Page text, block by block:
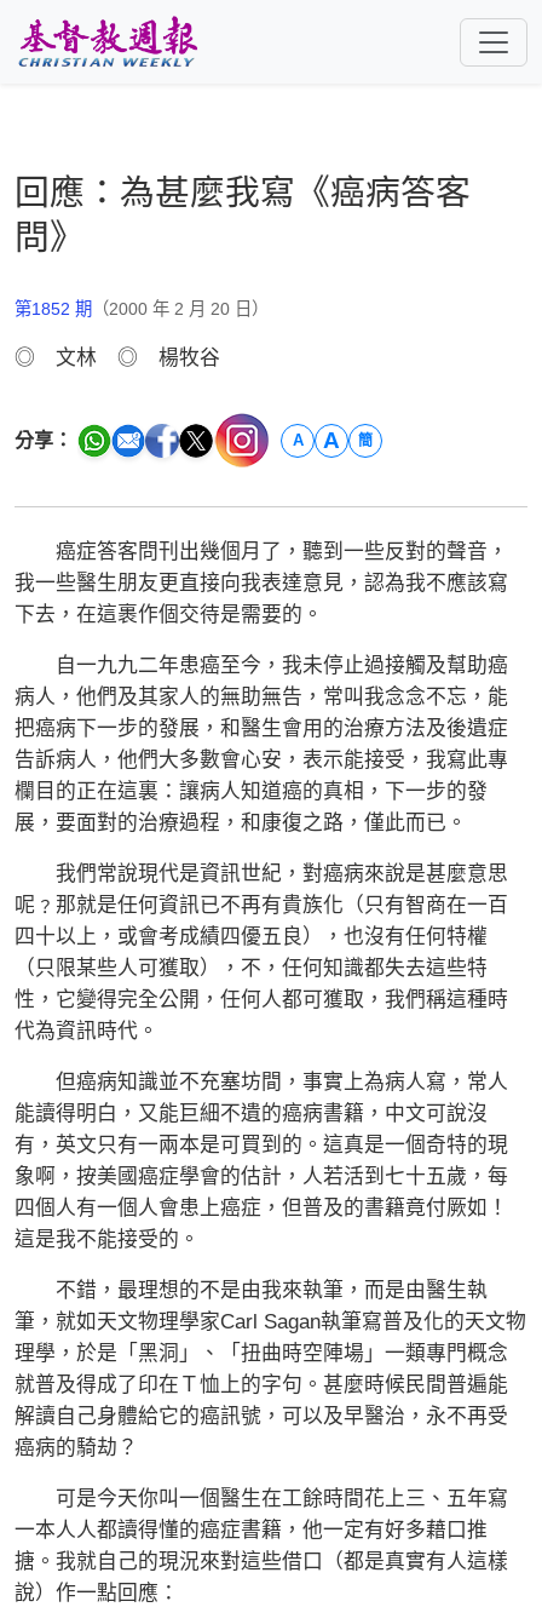
回應：為甚麼我寫《癌病答客
問》
第1852 期 （2000 年 2 月 20 日）
◎ 文林 ◎ 楊牧谷
分享： A A 簡
癌症答客問刊出幾個月了，聽到一些反對的聲音，
我一些醫生朋友更直接向我表達意見，認為我不應該寫
下去，在這裹作個交待是需要的。
自一九九二年患癌至今，我未停止過接觸及幫助癌
病人，他們及其家人的無助無告，常叫我念念不忘，能
把癌病下一步的發展，和醫生會用的治療方法及後遺症
告訴病人，他們大多數會心安，表示能接受，我寫此專
欄目的正在這裏：讓病人知道癌的真相，下一步的發
展，要面對的治療過程，和康復之路，僅此而已。
我們常說現代是資訊世紀，對癌病來說是甚麼意思
呢﹖那就是任何資訊已不再有貴族化（只有智商在一百
四十以上，或會考成績四優五良），也沒有任何特權
（只限某些人可獲取），不，任何知識都失去這些特
性，它變得完全公開，任何人都可獲取，我們稱這種時
代為資訊時代。
但癌病知識並不充塞坊間，事實上為病人寫，常人
能讀得明白，又能巨細不遺的癌病書籍，中文可說沒
有，英文只有一兩本是可買到的。這真是一個奇特的現
象啊，按美國癌症學會的估計，人若活到七十五歲，每
四個人有一個人會患上癌症，但普及的書籍竟付厥如！
這是我不能接受的。
不錯，最理想的不是由我來執筆，而是由醫生執
筆，就如天文物理學家Carl Sagan執筆寫普及化的天文物
理學，於是「黑洞」、「扭曲時空陣場」一類專門概念
就普及得成了印在Ｔ恤上的字句。甚麼時候民間普遍能
解讀自己身體給它的癌訊號，可以及早醫治，永不再受
癌病的騎劫？
可是今天你叫一個醫生在工餘時間花上三、五年寫
一本人人都讀得懂的癌症書籍，他一定有好多藉口推
搪。我就自己的現況來對這些借口（都是真實有人這樣
說）作一點回應：